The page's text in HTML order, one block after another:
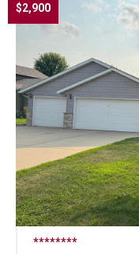
$2,900
********